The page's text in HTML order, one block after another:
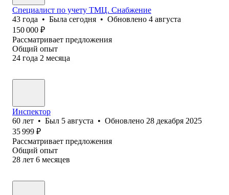
Специалист по учету ТМЦ. Снабжение
43 года • Была сегодня • Обновлено 4 августа
150 000 ₽
Рассматривает предложения
Общий опыт
24 года 2 месяца
Инспектор
60 лет • Был 5 августа • Обновлено 28 декабря 2025
35 999 ₽
Рассматривает предложения
Общий опыт
28 лет 6 месяцев